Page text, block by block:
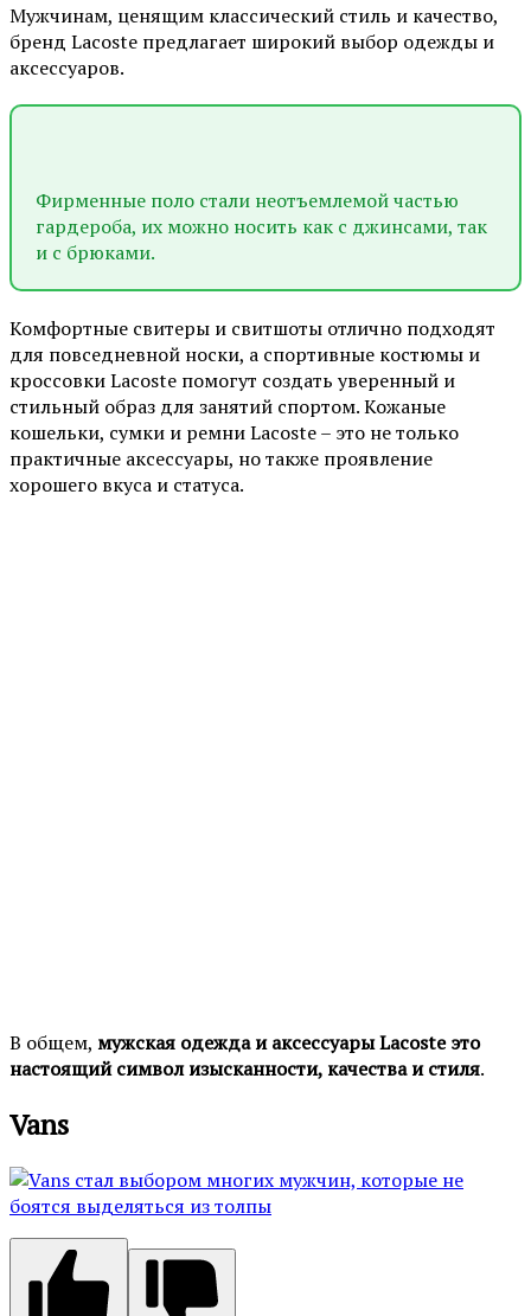
Мужчинам, ценящим классический стиль и качество,
бренд Lacoste предлагает широкий выбор одежды и
аксессуаров.
Фирменные поло стали неотъемлемой частью
гардероба, их можно носить как с джинсами, так
и с брюками.
Комфортные свитеры и свитшоты отлично подходят
для повседневной носки, а спортивные костюмы и
кроссовки Lacoste помогут создать уверенный и
стильный образ для занятий спортом. Кожаные
кошельки, сумки и ремни Lacoste – это не только
практичные аксессуары, но также проявление
хорошего вкуса и статуса.
В общем, мужская одежда и аксессуары Lacoste это
настоящий символ изысканности, качества и стиля.
Vans